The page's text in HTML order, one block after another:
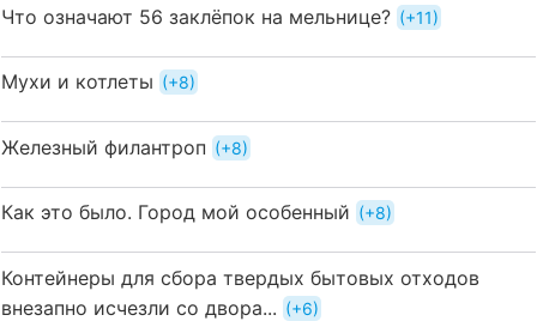
Что означают 56 заклёпок на мельнице? +11
Мухи и котлеты +8
Железный филантроп +8
Как это было. Город мой особенный +8
Контейнеры для сбора твердых бытовых отходов
внезапно исчезли со двора...
+6